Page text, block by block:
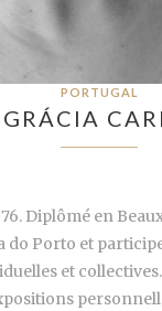
PORTUGAL
Diplômé en
do Porto et
et